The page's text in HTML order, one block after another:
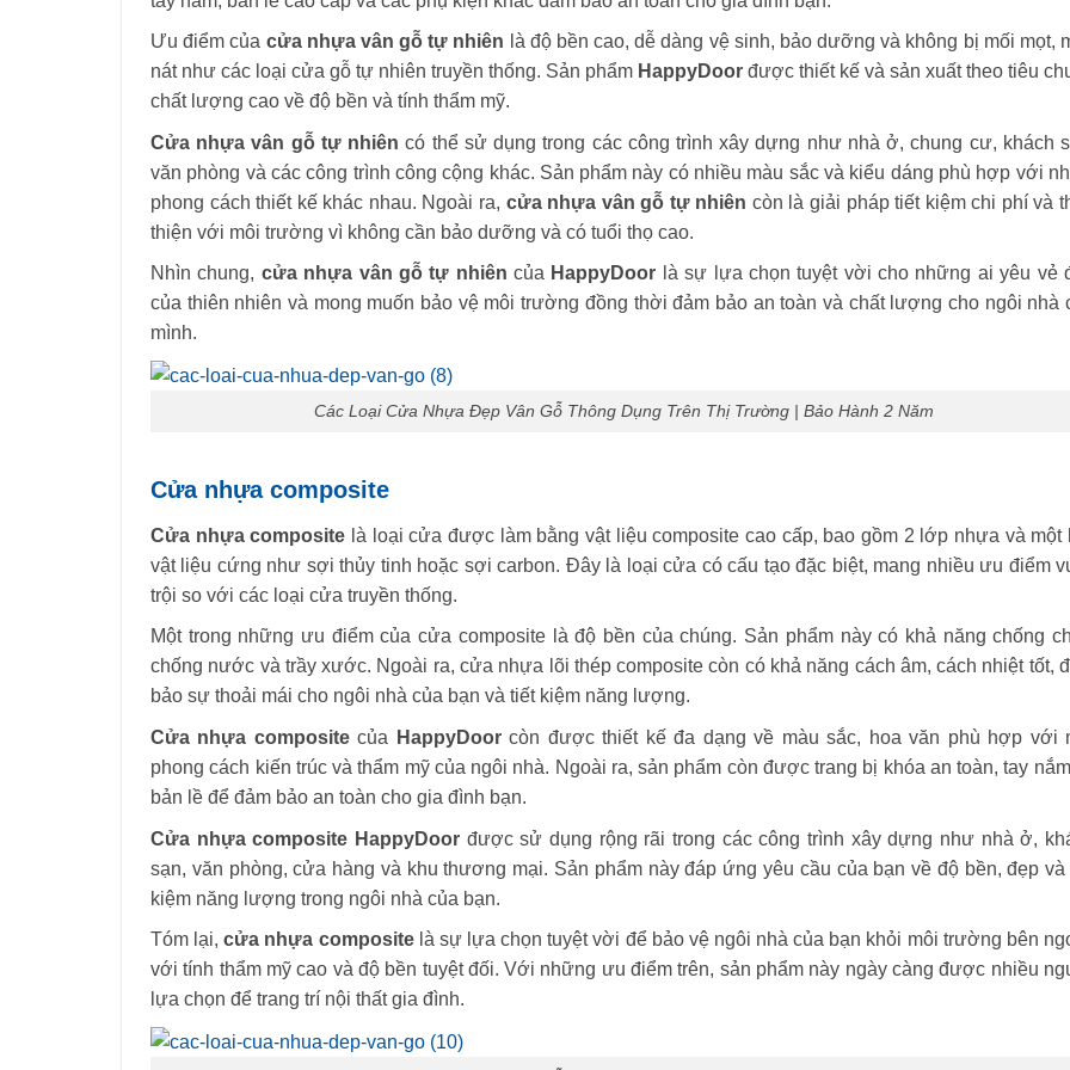
Ưu điểm của cửa nhựa vân gỗ tự nhiên là độ bền cao, dễ dàng vệ sinh, bảo dưỡng và không bị mối mọt,
nát như các loại cửa gỗ tự nhiên truyền thống. Sản phẩm HappyDoor được thiết kế và sản xuất theo tiêu
chất lượng cao về độ bền và tính thẩm mỹ.
Cửa nhựa vân gỗ tự nhiên có thể sử dụng trong các công trình xây dựng như nhà ở, chung cư, khách
văn phòng và các công trình công cộng khác. Sản phẩm này có nhiều màu sắc và kiểu dáng phù hợp với
phong cách thiết kế khác nhau. Ngoài ra, cửa nhựa vân gỗ tự nhiên còn là giải pháp tiết kiệm chi phí và
thiện với môi trường vì không cần bảo dưỡng và có tuổi thọ cao.
Nhìn chung, cửa nhựa vân gỗ tự nhiên của HappyDoor là sự lựa chọn tuyệt vời cho những ai yêu vẻ
của thiên nhiên và mong muốn bảo vệ môi trường đồng thời đảm bảo an toàn và chất lượng cho ngôi nhà
mình.
Các Loại Cửa Nhựa Đẹp Vân Gỗ Thông Dụng Trên Thị Trường | Bảo Hành 2 Năm
Cửa nhựa composite
Cửa nhựa composite là loại cửa được làm bằng vật liệu composite cao cấp, bao gồm 2 lớp nhựa và một
vật liệu cứng như sợi thủy tinh hoặc sợi carbon. Đây là loại cửa có cấu tạo đặc biệt, mang nhiều ưu điểm
trội so với các loại cửa truyền thống.
Một trong những ưu điểm của cửa composite là độ bền của chúng. Sản phẩm này có khả năng chống
chống nước và trầy xước. Ngoài ra, cửa nhựa lõi thép composite còn có khả năng cách âm, cách nhiệt tốt,
bảo sự thoải mái cho ngôi nhà của bạn và tiết kiệm năng lượng.
Cửa nhựa compositecủa HappyDoorcòn được thiết kế đa dạng về màu sắc, hoa văn phù hợp với
phong cách kiến ​​trúc và thẩm mỹ của ngôi nhà. Ngoài ra, sản phẩm còn được trang bị khóa an toàn, tay
bản lề để đảm bảo an toàn cho gia đình bạn.
Cửa nhựa composite HappyDoor được sử dụng rộng rãi trong các công trình xây dựng như nhà ở,
sạn, văn phòng, cửa hàng và khu thương mại. Sản phẩm này đáp ứng yêu cầu của bạn về độ bền, đẹp và
kiệm năng lượng trong ngôi nhà của bạn.
Tóm lại,cửa nhựa compositelà sự lựa chọn tuyệt vời để bảo vệ ngôi nhà của bạn khỏi môi trường bên
với tính thẩm mỹ cao và độ bền tuyệt đối. Với những ưu điểm trên, sản phẩm này ngày càng được nhiều
lựa chọn để trang trí nội thất gia đình.